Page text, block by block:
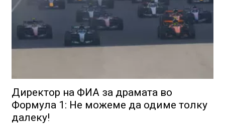
Директор на ФИА за драмата во
Формула 1: Не можеме да одиме толку
далеку!